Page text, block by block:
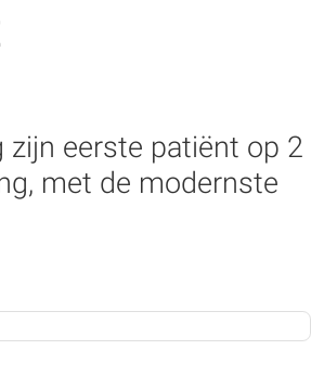
eerste patiënt op 2
met de modernste